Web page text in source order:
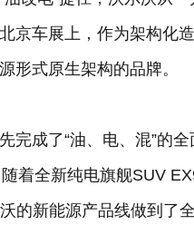
车展上，作为架构化
形式原生架构的品牌。
成了“油、电、混”的
着全新纯电旗舰SUV
的新能源产品线做到了